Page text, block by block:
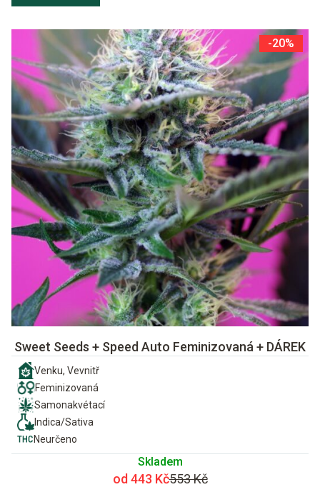
-20%
Sweet Seeds + Speed Auto Feminizovaná + DÁREK
Venku, Vevnitř
Feminizovaná
Samonakvétací
Indica/Sativa
Neurčeno
Skladem
od 443 Kč553 Kč